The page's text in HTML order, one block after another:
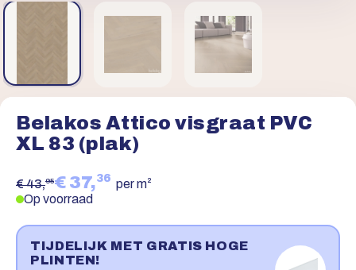
Belakos Attico visgraat PVC
XL 83 (plak)
€ 43,95€ 37,36 per m²
Op voorraad
TIJDELIJK MET GRATIS HOGE
PLINTEN!